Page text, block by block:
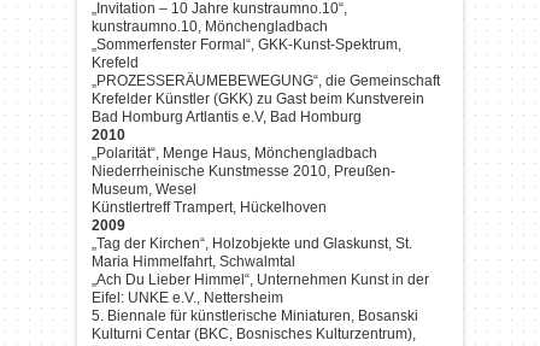
„Invitation – 10 Jahre kunstraumno.10“,
kunstraumno.10, Mönchengladbach
„Sommerfenster Formal“, GKK-Kunst-Spektrum,
Krefeld
„PROZESSERÄUMEBEWEGUNG“, die Gemeinschaft
Krefelder Künstler (GKK) zu Gast beim Kunstverein
Bad Homburg Artlantis e.V, Bad Homburg
2010
„Polarität“, Menge Haus, Mönchengladbach
Niederrheinische Kunstmesse 2010, Preußen-
Museum, Wesel
Künstlertreff Trampert, Hückelhoven
2009
„Tag der Kirchen“, Holzobjekte und Glaskunst, St.
Maria Himmelfahrt, Schwalmtal
„Ach Du Lieber Himmel“, Unternehmen Kunst in der
Eifel: UNKE e.V., Nettersheim
5. Biennale für künstlerische Miniaturen, Bosanski
Kulturni Centar (BKC, Bosnisches Kulturzentrum),